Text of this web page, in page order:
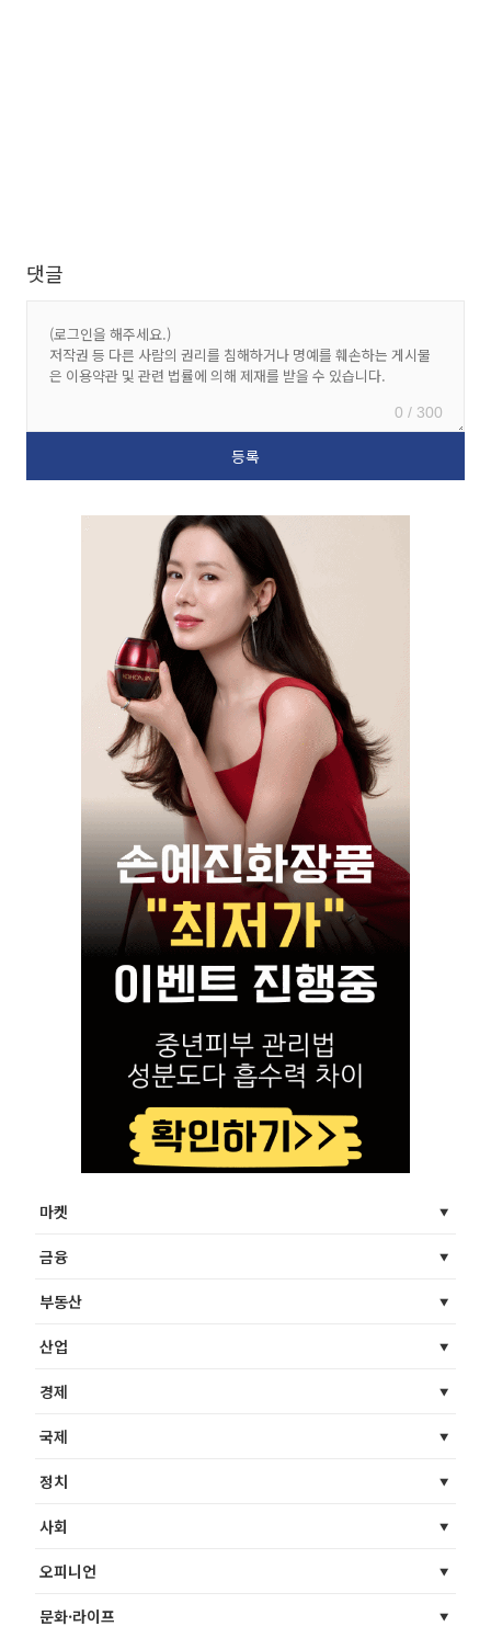
댓글
0 / 300
마켓
금융
부동산
산업
경제
국제
정치
사회
오피니언
문화·라이프